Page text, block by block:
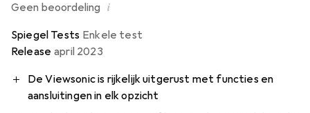
Geen beoordeling i
Spiegel Tests Enkele test
Release april 2023
De Viewsonic is rijkelijk uitgerust met functies en
aansluitingen in elk opzicht